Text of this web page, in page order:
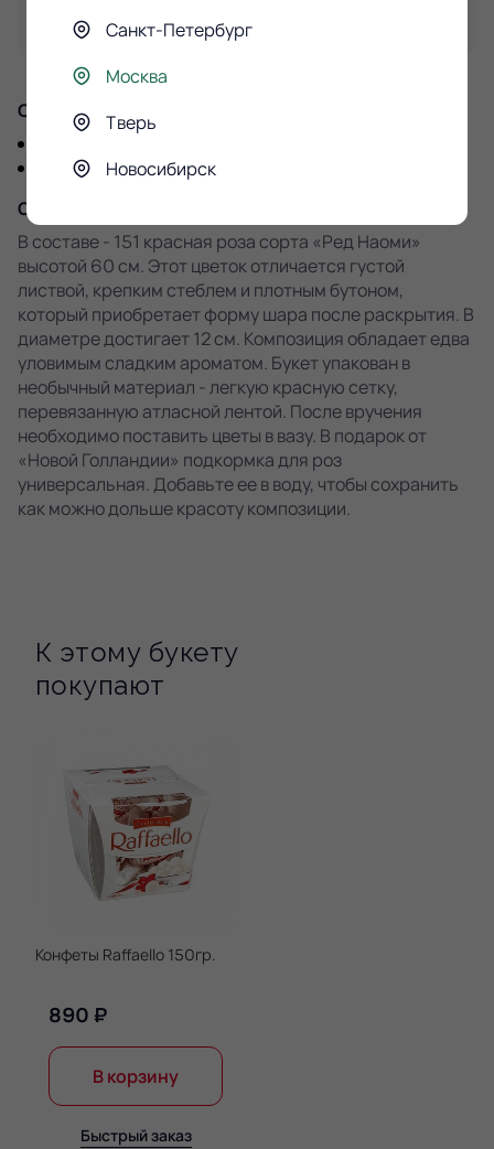
Состав
упаковка
Описание
В составе - 151 красная роза сорта «Ред Наоми»
высотой 60 см. Этот цветок отличается густой
листвой, крепким стеблем и плотным бутоном,
который приобретает форму шара после раскрытия. В
диаметре достигает 12 см. Композиция обладает едва
уловимым сладким ароматом. Букет упакован в
необычный материал - легкую красную сетку,
перевязанную атласной лентой. После вручения
необходимо поставить цветы в вазу. В подарок от
«Новой Голландии» подкормка для роз
универсальная. Добавьте ее в воду, чтобы сохранить
как можно дольше красоту композиции.
К этому букету
покупают
Конфеты Raffaello 150гр.
890 ₽
В корзину
Быстрый заказ
Санкт-Петербург
Москва
Тверь
Новосибирск